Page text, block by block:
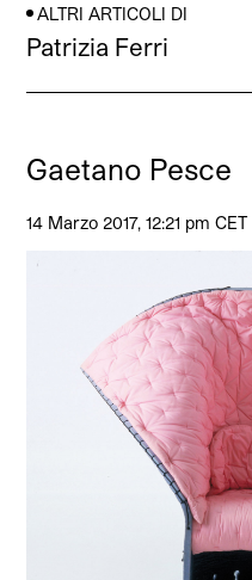
ALTRI ARTICOLI DI
Patrizia Ferri
Gaetano Pesce
14 Marzo 2017, 12:21 pm CET